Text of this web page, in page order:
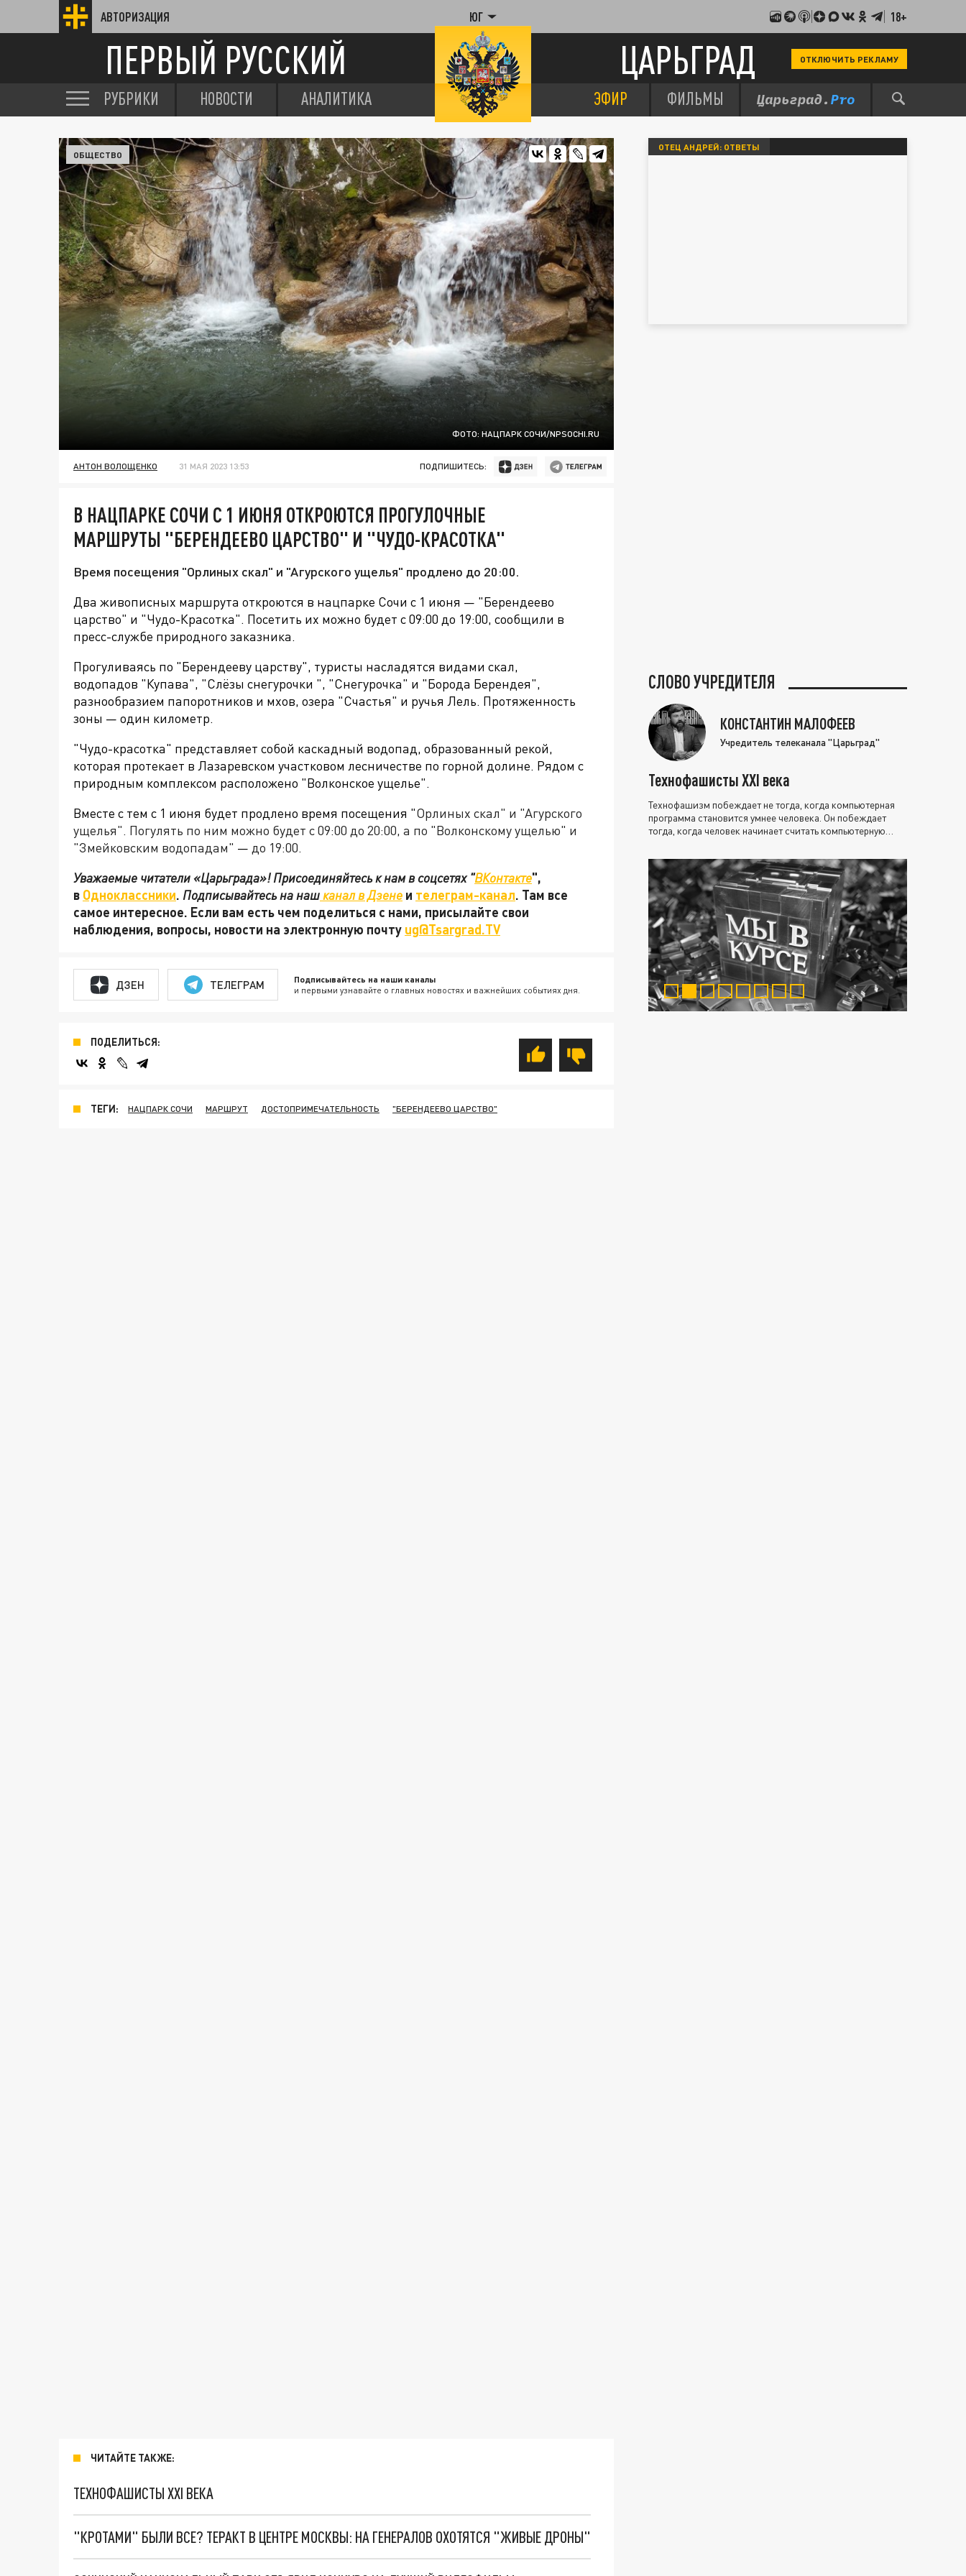
АВТОРИЗАЦИЯ ЮГ 18+
ПЕРВЫЙ РУССКИЙ ЦАРЬГРАД ОТКЛЮЧИТЬ РЕКЛАМУ
РУБРИКИ НОВОСТИ АНАЛИТИКА ЭФИР ФИЛЬМЫ
ФОТО: НАЦПАРК СОЧИ/NPSOCHI.RU
ОБЩЕСТВО
АНТОН ВОЛОЩЕНКО 31 МАЯ 2023 13:53 ПОДПИШИТЕСЬ:
В НАЦПАРКЕ СОЧИ С 1 ИЮНЯ ОТКРОЮТСЯ ПРОГУЛОЧНЫЕ
МАРШРУТЫ "БЕРЕНДЕЕВО ЦАРСТВО" И "ЧУДО-КРАСОТКА"
Время посещения "Орлиных скал" и "Агурского ущелья" продлено до 20:00.
Два живописных маршрута откроются в нацпарке Сочи с 1 июня — "Берендеево
царство" и "Чудо-Красотка". Посетить их можно будет с 09:00 до 19:00, сообщили в
пресс-службе природного заказника.
Прогуливаясь по "Берендееву царству", туристы насладятся видами скал,
водопадов "Купава", "Слёзы снегурочки ", "Снегурочка" и "Борода Берендея",
разнообразием папоротников и мхов, озера "Счастья" и ручья Лель. Протяженность
зоны — один километр.
"Чудо-красотка" представляет собой каскадный водопад, образованный рекой,
которая протекает в Лазаревском участковом лесничестве по горной долине. Рядом с
природным комплексом расположено "Волконское ущелье".
Вместе с тем с 1 июня будет продлено время посещения "Орлиных скал" и "Агурского
ущелья". Погулять по ним можно будет с 09:00 до 20:00, а по "Волконскому ущелью" и
"Змейковским водопадам" — до 19:00.
Уважаемые читатели «Царьграда»! Присоединяйтесь к нам в соцсетях "ВКонтакте",
в Одноклассники. Подписывайтесь на нашканал в Дзене и телеграм-канал. Там все
самое интересное. Если вам есть чем поделиться с нами, присылайте свои
наблюдения, вопросы, новости на электронную почту ug@Tsargrad.TV
ДЗЕН ТЕЛЕГРАМ Подписывайтесь на наши каналы
и первыми узнавайте о главных новостях и важнейших событиях дня.
ПОДЕЛИТЬСЯ:
ТЕГИ: НАЦПАРК СОЧИ МАРШРУТ ДОСТОПРИМЕЧАТЕЛЬНОСТЬ "БЕРЕНДЕЕВО ЦАРСТВО"
ЧИТАЙТЕ ТАКЖЕ:
ТЕХНОФАШИСТЫ XXI ВЕКА
"КРОТАМИ" БЫЛИ ВСЕ? ТЕРАКТ В ЦЕНТРЕ МОСКВЫ: НА ГЕНЕРАЛОВ ОХОТЯТСЯ "ЖИВЫЕ ДРОНЫ"
ОТЕЦ АНДРЕЙ: ОТВЕТЫ
СЛОВО УЧРЕДИТЕЛЯ
КОНСТАНТИН МАЛОФЕЕВ
Учредитель телеканала "Царьград"
Технофашисты XXI века
Технофашизм побеждает не тогда, когда компьютерная
программа становится умнее человека. Он побеждает
тогда, когда человек начинает считать компьютерную